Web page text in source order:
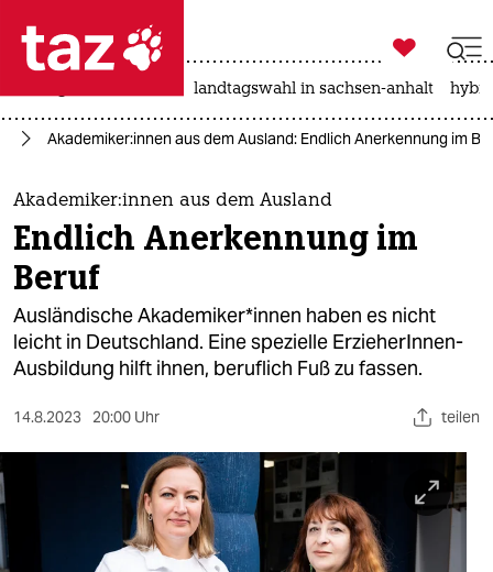
 taz zahl ich
taz zahl ich
themen
politik
öko
gesellschaft
sport

taz zahl ich
landtagswahl in sachsen-anhalt
Aka­de­mi­ke­r:in­nen aus dem Ausland: Endlich Anerkennung im
Aka­de­mi­ke­r:in­nen aus dem Ausland
Endlich Anerkennung im
Beruf
Ausländische Aka­de­mi­ke­r*in­nen haben es nicht
leicht in Deutschland. Eine spezielle ErzieherInnen-
Ausbildung hilft ihnen, beruflich Fuß zu fassen.
14.8.2023 20:00 Uhr teilen